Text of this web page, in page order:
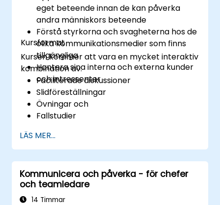
eget beteende innan de kan påverka
andra människors beteende
Förstå styrkorna och svagheterna hos de
olika kommunikationsmedier som finns
tillgängliga
Hantera sina interna och externa kunder
och intressenter
Kursformat
Kursen kommer att vara en mycket interaktiv
kombination av:
Faciliterade diskussioner
Slidföreställningar
Övningar och
Fallstudier
LÄS MER...
Kommunicera och påverka - för chefer
och teamledare
14 Timmar